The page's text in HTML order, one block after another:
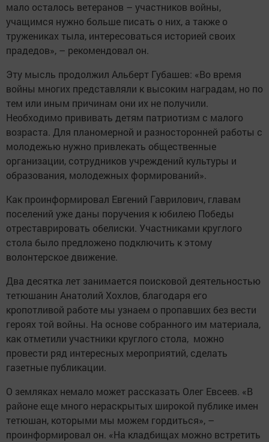
мало осталось ветеранов – участников войны,
учащимся нужно больше писать о них, а также о
тружениках тыла, интересоваться историей своих
прадедов», – рекомендовал он.
Эту мысль продолжил Альберт Губашев: «Во время
войны многих представляли к высоким наградам, но по
тем или иным причинам они их не получили.
Необходимо прививать детям патриотизм с малого
возраста. Для планомерной и разносторонней работы с
молодежью нужно привлекать общественные
организации, сотрудников учреждений культуры и
образования, молодежных формирований».
Как проинформировал Евгений Гаврилович, главам
поселений уже даны поручения к юбилею Победы
отреставрировать обелиски. Участниками круглого
стола было предложено подключить к этому
волонтерское движение.
Два десятка лет занимается поисковой деятельностью
тетюшанин Анатолий Хохлов, благодаря его
кропотливой работе мы узнаем о пропавших без вести
героях той войны. На основе собранного им материала,
как отметили участники круглого стола, можно
провести ряд интересных мероприятий, сделать
газетные публикации.
О земляках немало может рассказать Олег Евсеев. «В
рай­оне еще много нераскрытых широкой публике имен
тетюшан, которыми мы можем гордиться», –
проинформировал он. «На кладбищах можно встретить